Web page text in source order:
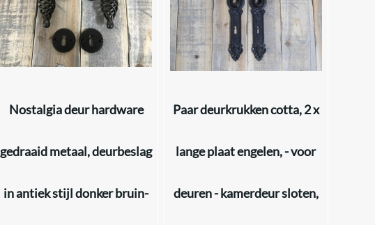
Nostalgia deur hardware
gedraaid metaal, deurbeslag
in antiek stijl donker bruin-
Paar deurkrukken cotta, 2 x
lange plaat engelen, - voor
deuren - kamerdeur sloten,